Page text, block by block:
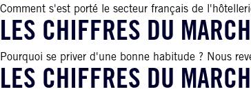
Comment s'est porté le secteur français de
LES CHIFFRES DU
Pourquoi se priver d'une bonne habitude ? Nous
LES CHIFFRES DU